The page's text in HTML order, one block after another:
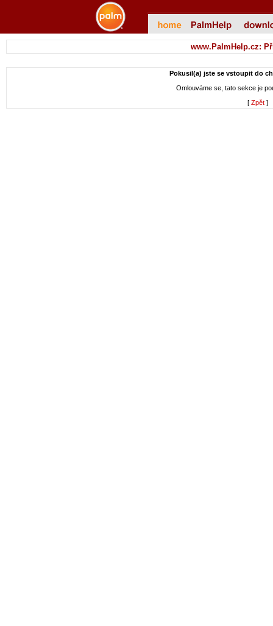
www.PalmHelp.cz:
Pokusil(a) jste se vstoupit do
Omlouváme se, tato sekce je
[ Zpět]